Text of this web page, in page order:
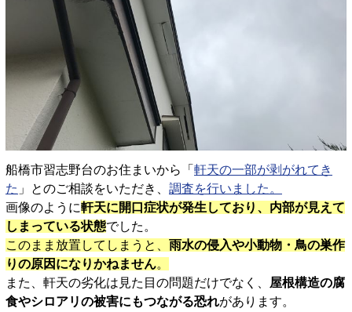
船橋市習志野台のお住まいから「 軒天の一部が剥がれてき
た 」とのご相談をいただき、 調査を行いました。
画像のように軒天に開口症状が発生しており、内部が見えて
しまっている状態でした。
このまま放置してしまうと、 雨水の侵入や小動物・鳥の巣作
りの原因になりかねません。
また、軒天の劣化は見た目の問題だけでなく、 屋根構造の腐
食やシロアリの被害にもつながる恐れがあります。